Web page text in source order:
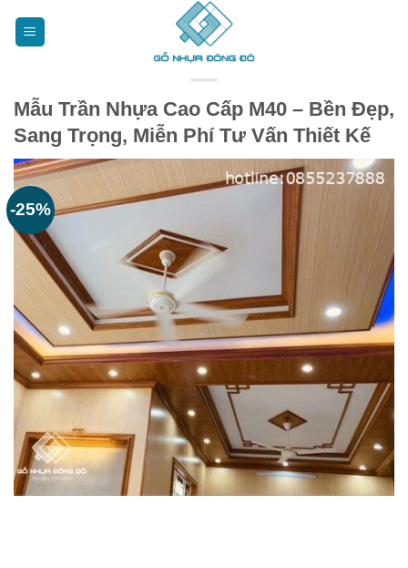
Mẫu Trần Nhựa Cao Cấp M40 – Bền Đẹp,
Sang Trọng, Miễn Phí Tư Vấn Thiết Kế
-25%